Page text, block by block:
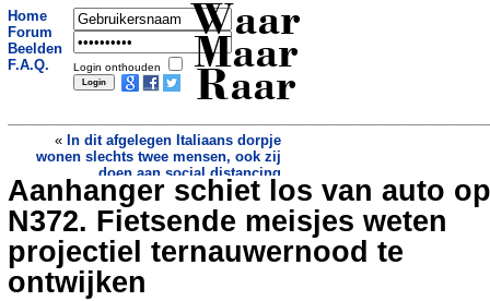
Home
Forum
Beelden
F.A.Q.
Login onthouden
Waar
Maar
Raar
« In dit afgelegen Italiaans dorpje
wonen slechts twee mensen, ook zij
doen aan social distancing
Oostenrijk verkoopt coronapostzegels
van toiletpapier
»
Aanhanger schiet los van auto op
N372. Fietsende meisjes weten
projectiel ternauwernood te
ontwijken